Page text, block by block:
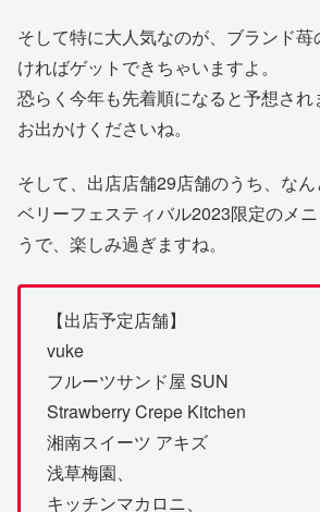
そして特に大人気なのが、ブランド苺
ければゲットできちゃいますよ。
恐らく今年も先着順になると予想さ
お出かけくださいね。
そして、出店店舗29店舗のうち、な
ベリーフェスティバル2023限定のメ
うで、楽しみ過ぎますね。
【出店予定店舗】
vuke
フルーツサンド屋 SUN
Strawberry Crepe Kitchen
湘南スイーツ アキズ
浅草梅園、
キッチンマカロニ、